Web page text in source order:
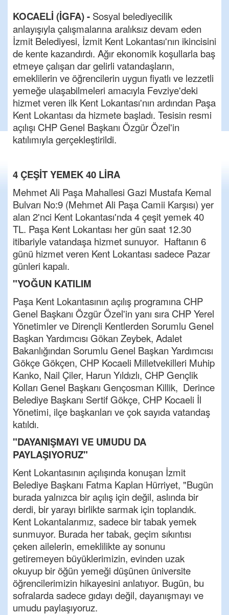
KOCAELİ (İGFA) - Sosyal belediyecilik
anlayışıyla çalışmalarına aralıksız devam eden
İzmit Belediyesi, İzmit Kent Lokantası'nın ikincisini
de kente kazandırdı. Ağır ekonomik koşullarla baş
etmeye çalışan dar gelirli vatandaşların,
emeklilerin ve öğrencilerin uygun fiyatlı ve lezzetli
yemeğe ulaşabilmeleri amacıyla Fevziye'deki
hizmet veren ilk Kent Lokantası'nın ardından Paşa
Kent Lokantası da hizmete başladı. Tesisin resmi
açılışı CHP Genel Başkanı Özgür Özel'in
katılımıyla gerçekleştirildi.
4 ÇEŞİT YEMEK 40 LİRA
Mehmet Ali Paşa Mahallesi Gazi Mustafa Kemal
Bulvarı No:9 (Mehmet Ali Paşa Camii Karşısı) yer
alan 2'nci Kent Lokantası'nda 4 çeşit yemek 40
TL. Paşa Kent Lokantası her gün saat 12.30
itibariyle vatandaşa hizmet sunuyor. Haftanın 6
günü hizmet veren Kent Lokantası sadece Pazar
günleri kapalı.
"YOĞUN KATILIM
Paşa Kent Lokantasının açılış programına CHP
Genel Başkanı Özgür Özel'in yanı sıra CHP Yerel
Yönetimler ve Dirençli Kentlerden Sorumlu Genel
Başkan Yardımcısı Gökan Zeybek, Adalet
Bakanlığından Sorumlu Genel Başkan Yardımcısı
Gökçe Gökçen, CHP Kocaeli Milletvekilleri Muhip
Kanko, Nail Çiler, Harun Yıldızlı, CHP Gençlik
Kolları Genel Başkanı Gençosman Killik, Derince
Belediye Başkanı Sertif Gökçe, CHP Kocaeli İl
Yönetimi, ilçe başkanları ve çok sayıda vatandaş
katıldı.
"DAYANIŞMAYI VE UMUDU DA
PAYLAŞIYORUZ"
Kent Lokantasının açılışında konuşan İzmit
Belediye Başkanı Fatma Kaplan Hürriyet, "Bugün
burada yalnızca bir açılış için değil, aslında bir
derdi, bir yarayı birlikte sarmak için toplandık.
Kent Lokantalarımız, sadece bir tabak yemek
sunmuyor. Burada her tabak, geçim sıkıntısı
çeken ailelerin, emeklilikte ay sonunu
getiremeyen büyüklerimizin, evinden uzak
okuyup bir öğün yemeği düşünen üniversite
öğrencilerimizin hikayesini anlatıyor. Bugün, bu
sofralarda sadece gıdayı değil, dayanışmayı ve
umudu paylaşıyoruz.